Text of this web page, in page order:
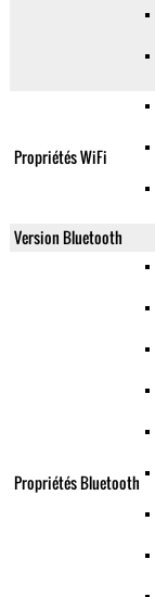
Propriétés WiFi
Version Bluetooth
Propriétés Bluetooth